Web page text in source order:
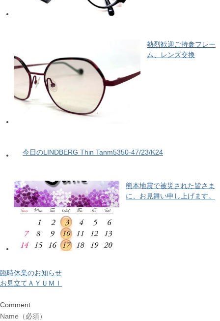
熱烈歓迎ご持参フレー
ム、レンズ交換
今日のLINDBERG Thin Tanm5350-47/23/K24
熊本地震で被災された皆さま
に、お見舞い申し上げます。
臨時休業のお知らせ
お見立てＡＹＵＭＩ
Comment
Name（必須）